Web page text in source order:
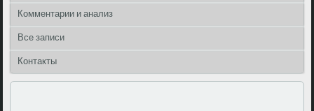
Комментарии и анализ
Все записи
Контакты